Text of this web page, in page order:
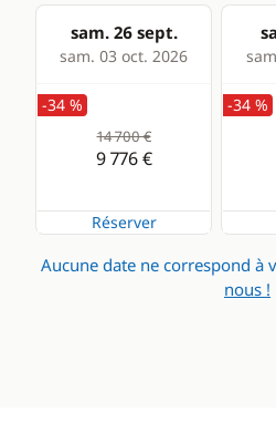
Confort
Climatisation
Générateur
sam. 26 sept.
sam. 03 oct. 2026
-34 %
14 700 €
9 776 €
Réserver
-34 %
Aucune date ne correspond à
nous !